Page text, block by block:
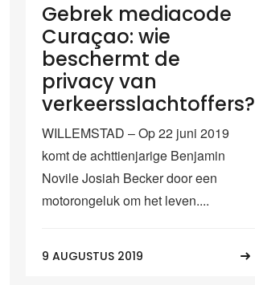
Gebrek mediacode
Curaçao: wie
beschermt de
privacy van
verkeersslachtoffers?
WILLEMSTAD – Op 22 juni 2019
komt de achttienjarige Benjamin
Novile Josiah Becker door een
motorongeluk om het leven....
9 AUGUSTUS 2019